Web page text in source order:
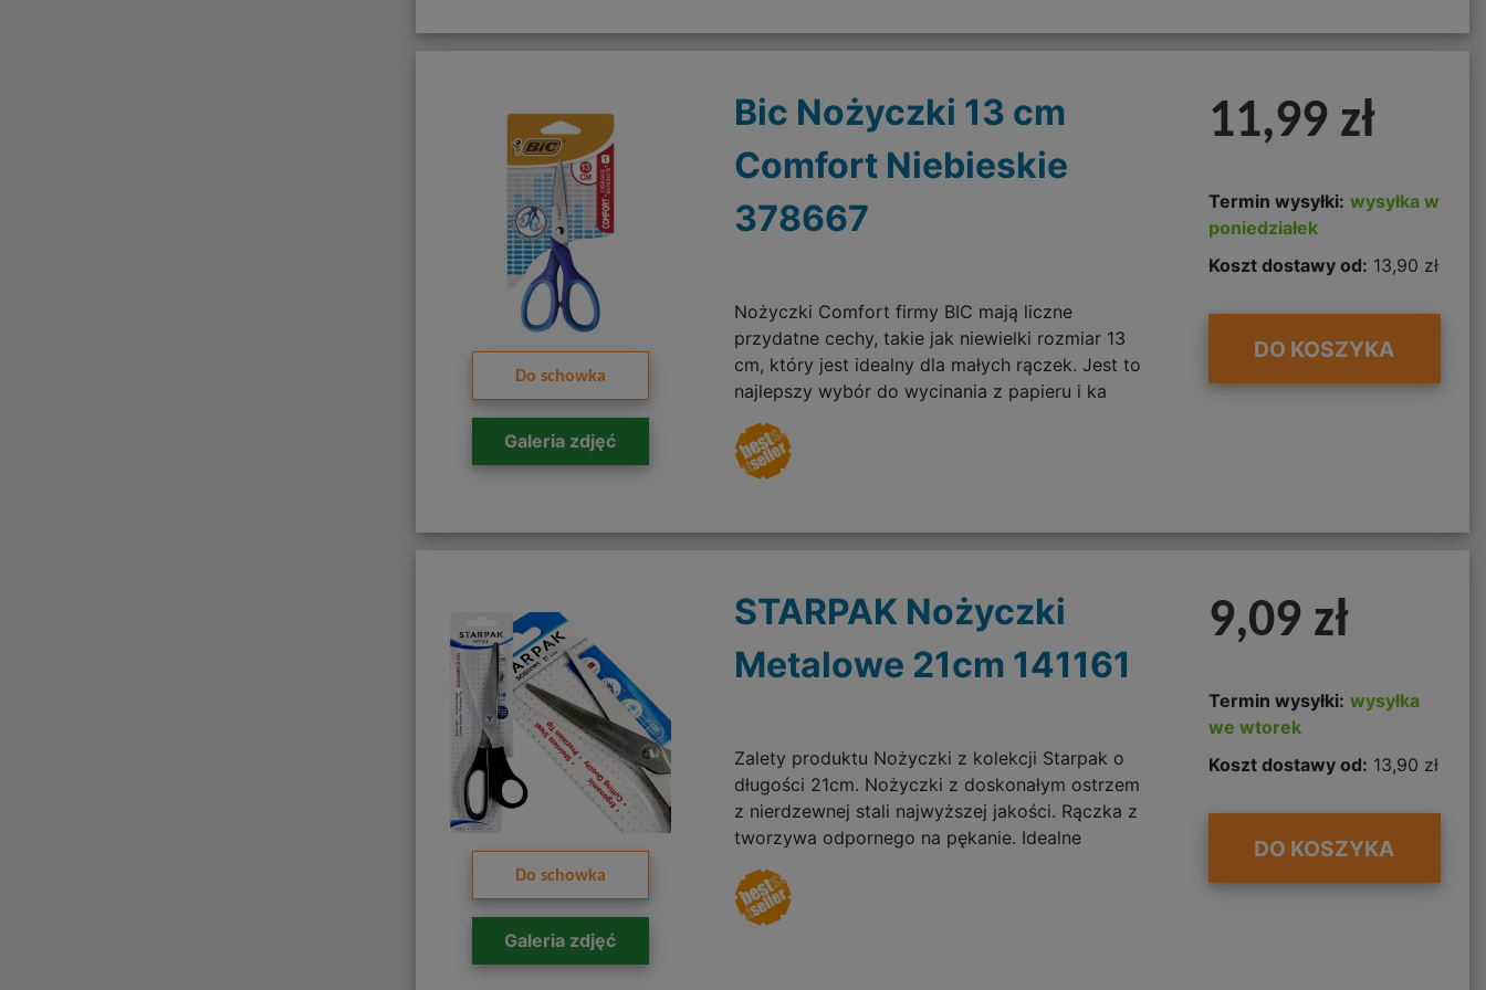
Do schowka
Galeria zdjęć
Bic Nożyczki 13 cm
Comfort Niebieskie
378667
Nożyczki Comfort firmy BIC mają liczne
przydatne cechy, takie jak niewielki rozmiar 13
cm, który jest idealny dla małych rączek. Jest to
najlepszy wybór do wycinania z papieru i ka
11,99 zł
Termin wysyłki: wysyłka w
poniedziałek
Koszt dostawy od: 13,90 zł
DO KOSZYKA
Do schowka
Galeria zdjęć
STARPAK Nożyczki
Metalowe 21cm 141161
Zalety produktu Nożyczki z kolekcji Starpak o
długości 21cm. Nożyczki z doskonałym ostrzem
z nierdzewnej stali najwyższej jakości. Rączka z
tworzywa odpornego na pękanie. Idealne
9,09 zł
Termin wysyłki: wysyłka
we wtorek
Koszt dostawy od: 13,90 zł
DO KOSZYKA